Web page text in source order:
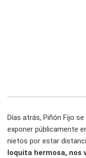
Días atrás, Piñón Fijo
exponer públicamente
nietos por estar
loquita hermosa, nos